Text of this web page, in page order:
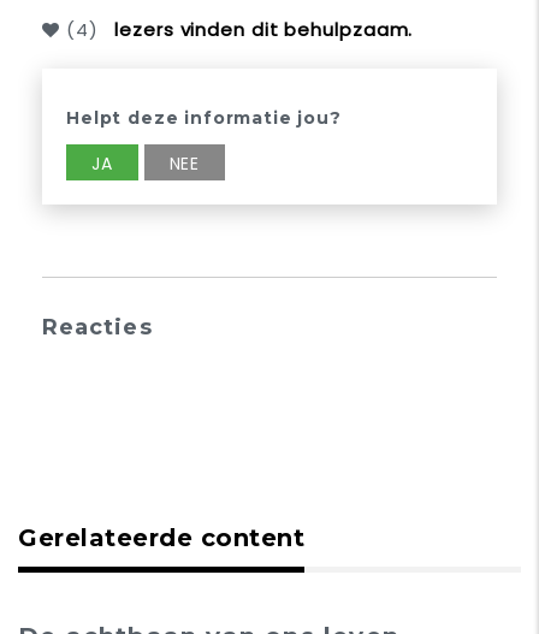
(4) lezers vinden dit behulpzaam.
Helpt deze informatie jou?
JA NEE
Reacties
Gerelateerde content